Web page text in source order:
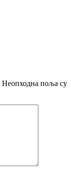
Неопходна поља су